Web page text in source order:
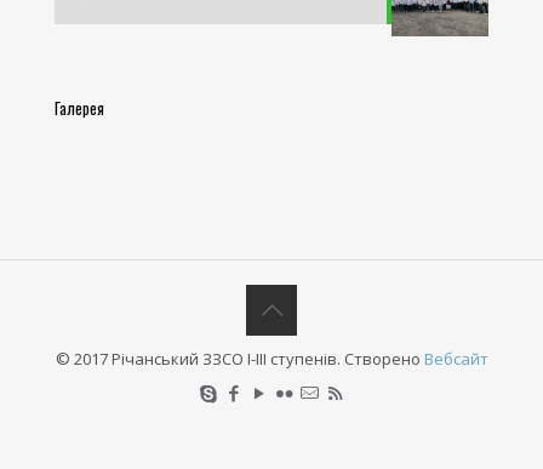
Галерея
© 2017 Річанський ЗЗСО І-ІІІ ступенів. Створено Вебсайт